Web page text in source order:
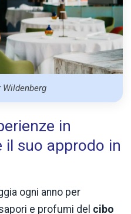
Wildenberg
in
il suo approdo in
ogni anno per
e profumi del cibo